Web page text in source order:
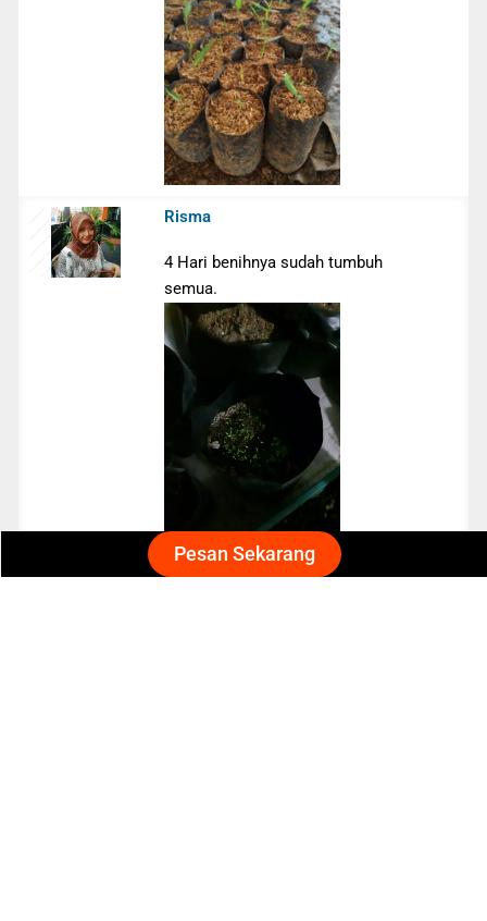
Pesan Sekarang
Risma
4 Hari benihnya sudah tumbuh
semua.